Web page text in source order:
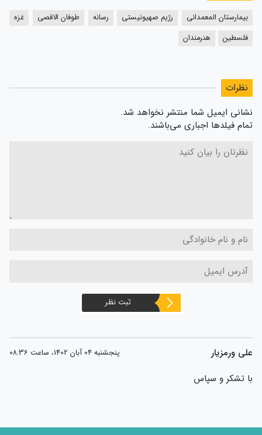
بیمارستان المعمدانی رژیم صهیونیستی رسانه طوفان الاقصی
غزه
فلسطین
هنرمندان
نظرات
نشانی ایمیل شما منتشر نخواهد شد.
تمام فیلدها اجباری می‌باشند.
ثبت نظر
علی ورمزیار پنجشنبه 04 آبان 1402، ساعت 08:36
با تشکر و سپاس